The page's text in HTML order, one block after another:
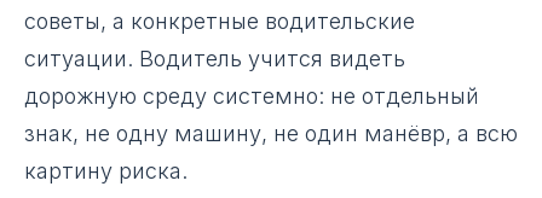
советы, а конкретные водительские
ситуации. Водитель учится видеть
дорожную среду системно: не отдельный
знак, не одну машину, не один манёвр, а всю
картину риска.